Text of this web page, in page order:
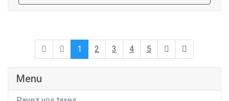
1 2 3 4 5
Menu